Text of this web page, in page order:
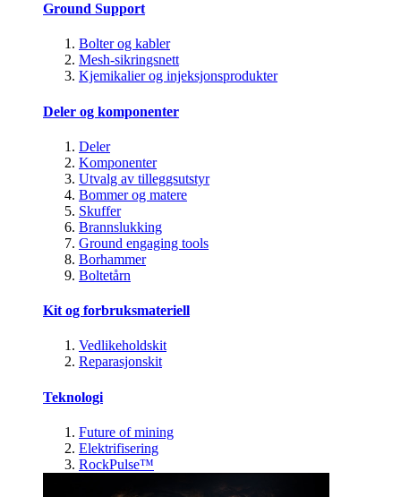
Ground Support
Bolter og kabler
Mesh-sikringsnett
Kjemikalier og injeksjonsprodukter
Deler og komponenter
Deler
Komponenter
Utvalg av tilleggsutstyr
Bommer og matere
Skuffer
Brannslukking
Ground engaging tools
Borhammer
Boltetårn
Kit og forbruksmateriell
Vedlikeholdskit
Reparasjonskit
Teknologi
Future of mining
Elektrifisering
RockPulse™